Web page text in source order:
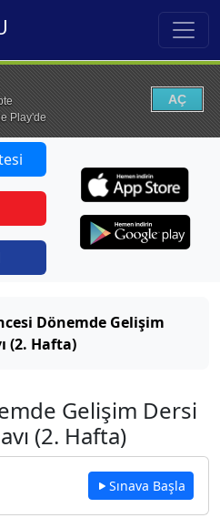
Play'de
AÇ
Dönemde Gelişim
(2. Hafta)
Gelişim Dersi
(2. Hafta)
Sınava Başla